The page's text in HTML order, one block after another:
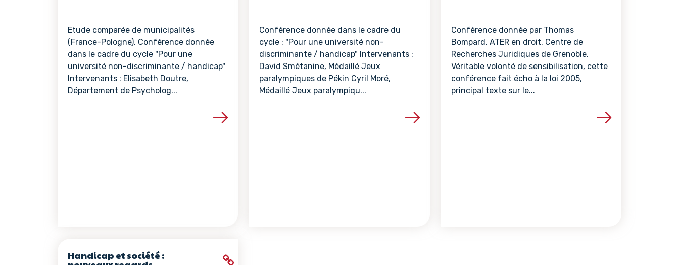
Etude comparée de municipalités
(France-Pologne). Conférence donnée
dans le cadre du cycle "Pour une
université non-discriminante / handicap"
Intervenants : Elisabeth Doutre,
Département de Psycholog...
Voir les détails de la ressource
Conférence donnée dans le cadre du
cycle : "Pour une université non-
discriminante / handicap" Intervenants :
David Smétanine, Médaillé Jeux
paralympiques de Pékin Cyril Moré,
Médaillé Jeux paralympiqu...
Voir les détails de la ressource
Conférence donnée par Thomas
Bompard, ATER en droit, Centre de
Recherches Juridiques de Grenoble.
Véritable volonté de sensibilisation, cette
conférence fait écho à la loi 2005,
principal texte sur le...
Voir les détails de la ressource
Handicap et société :